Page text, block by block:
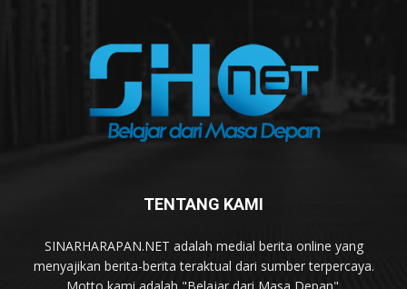
TENTANG KAMI
SINARHARAPAN.NET adalah medial berita online yang
menyajikan berita-berita teraktual dari sumber terpercaya.